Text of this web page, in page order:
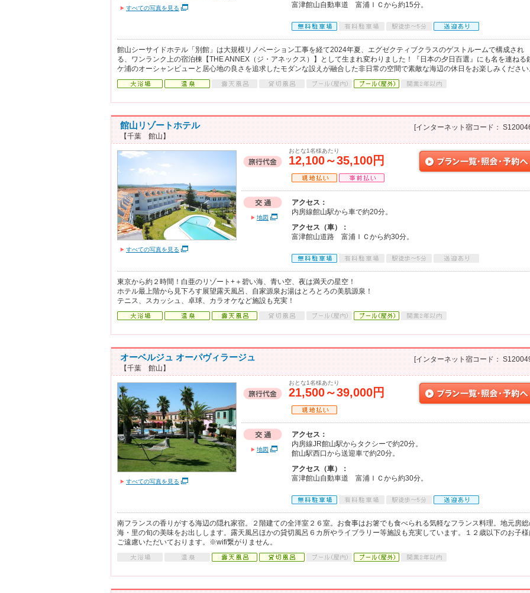
すべての写真を見る
富津館山自動車道 富浦ＩＣから約15分。
館山シーサイドホテル「別館」は大規模リノベーション工事を経て2024年夏、エグゼクティブクラスのゲストルームで構成され
る、ワンランク上の宿泊棟【THE ANNEX（ジ・アネックス）】として生まれ変わりました！『日本の夕日百選』にも名を連ねる
ケ浦のオーシャンビューと居心地の良さを追求したモダンな設えが融合した非日常の空間で素敵な海辺の休日をお楽しみくださ
館山リゾートホテル
【千葉 館山】
[インターネット宿コード：
すべての写真を見る
おとな1名様あたり
12,100～35,100円
地図
アクセス：
内房線館山駅から車で約20分。
アクセス（車）：
富津館山道路 富浦ＩＣから約30分。
東京から約２時間！白亜のリゾート+＋碧い海、青い空、夜は満天の星空！
ホテル最上階から見下ろす展望露天風呂、自家源泉お湯はとろとろの美肌源泉！
テニス、スカッシュ、卓球、カラオケなど施設も充実！
オーベルジュ オーパヴィラージュ
【千葉 館山】
[インターネット宿コード：
すべての写真を見る
おとな1名様あたり
21,500～39,000円
地図
アクセス：
内房線JR館山駅からタクシーで約20分。
館山駅西口から送迎車で約20分。
アクセス（車）：
富津館山自動車道 富浦ＩＣから約30分。
南フランスの香りがする海辺の隠れ家宿。２階建ての全洋室２６室。お食事はお箸でも食べられる気軽なフランス料理。地元房
海・里の旬の美味をお出しします。露天風呂ほかの貸切風呂６カ所やライブラリー等施設も充実しています。１２歳以下のお子
ご遠慮いただいております。※wifi繋がりません。